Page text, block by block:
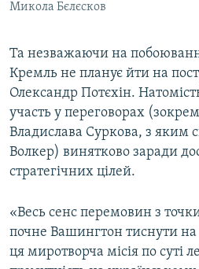
Микола Бєлєсков
Та незважаючи на
Кремль не планує йти на
Олександр Потєхін.
участь у переговорах
Владислава Суркова, з яким
Волкер) винятково заради
стратегічних цілей.
«Весь сенс перемовин з
почне Вашингтон тиснути на
ця миротворча місія по суті